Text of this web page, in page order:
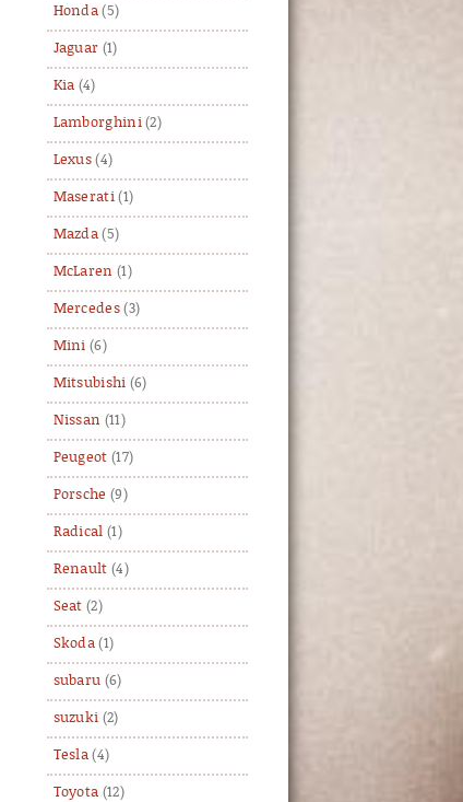
Honda (5)
Jaguar (1)
Kia (4)
Lamborghini(2)
Lexus (4)
Maserati(1)
Mazda (5)
McLaren (1)
Mercedes(3)
Mini (6)
Mitsubishi (6)
Nissan (11)
Peugeot (17)
Porsche (9)
Radical (1)
Renault (4)
Seat (2)
Skoda (1)
subaru (6)
suzuki (2)
Tesla (4)
Toyota (12)